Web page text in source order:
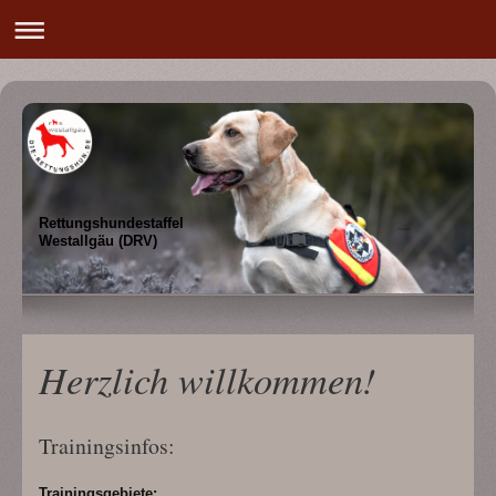
Rettungshundestaffel
Westallgäu (DRV)
Herzlich willkommen!
Trainingsinfos: